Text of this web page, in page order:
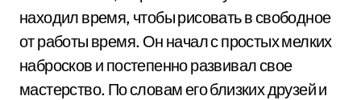
находил время, чтобы рисовать в свободное
от работы время. Он начал с простых мелких
набросков и постепенно развивал свое
мастерство. По словам его близких друзей и